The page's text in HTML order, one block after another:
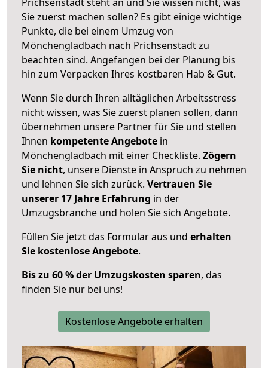
Sie zuerst machen sollen? Es gibt einige wichtige
Punkte, die bei einem Umzug von
Mönchengladbach nach Prichsenstadt zu
beachten sind. Angefangen bei der Planung bis
hin zum Verpacken Ihres kostbaren Hab & Gut.
Wenn Sie durch Ihren alltäglichen Arbeitsstress
nicht wissen, was Sie zuerst planen sollen, dann
übernehmen unsere Partner für Sie und stellen
Ihnen kompetente Angebote in
Mönchengladbach mit einer Checkliste. Zögern
Sie nicht, unsere Dienste in Anspruch zu nehmen
und lehnen Sie sich zurück. Vertrauen Sie
unserer 17 Jahre Erfahrung in der
Umzugsbranche und holen Sie sich Angebote.
Füllen Sie jetzt das Formular aus und erhalten
Sie kostenlose Angebote.
Bis zu 60 % der Umzugskosten sparen, das
finden Sie nur bei uns!
Kostenlose Angebote erhalten